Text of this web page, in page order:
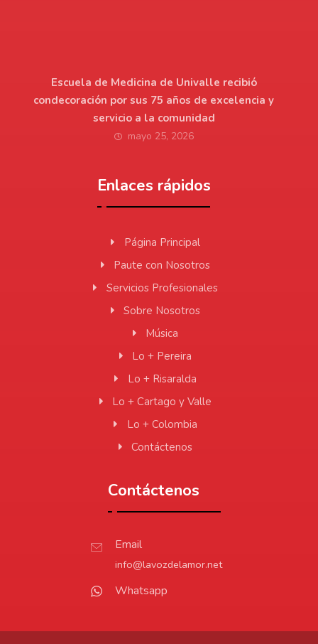
Escuela de Medicina de Univalle recibió
condecoración por sus 75 años de excelencia y
servicio a la comunidad
mayo 25, 2026
Enlaces rápidos
Página Principal
Paute con Nosotros
Servicios Profesionales
Sobre Nosotros
Música
Lo + Pereira
Lo + Risaralda
Lo + Cartago y Valle
Lo + Colombia
Contáctenos
Contáctenos
Email
info@lavozdelamor.net
Whatsapp